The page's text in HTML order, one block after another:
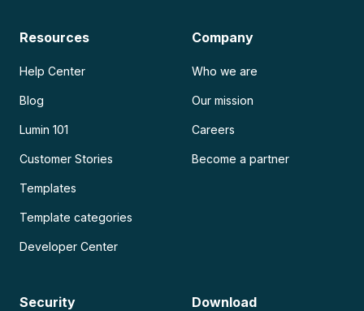
Resources
Help Center
Blog
Lumin 101
Customer Stories
Templates
Template categories
Developer Center
Company
Who we are
Our mission
Careers
Become a partner
Security Download